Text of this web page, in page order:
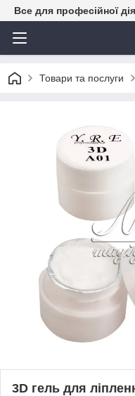
Все для професійної
Товари та послуги
3D гель для